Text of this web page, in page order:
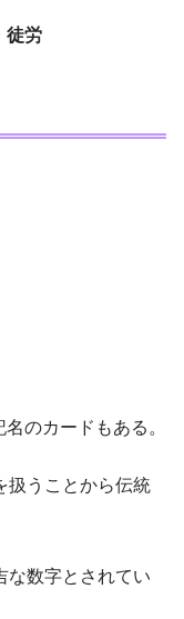
徒労
のカードもある。
扱うことから伝統
な数字とされてい